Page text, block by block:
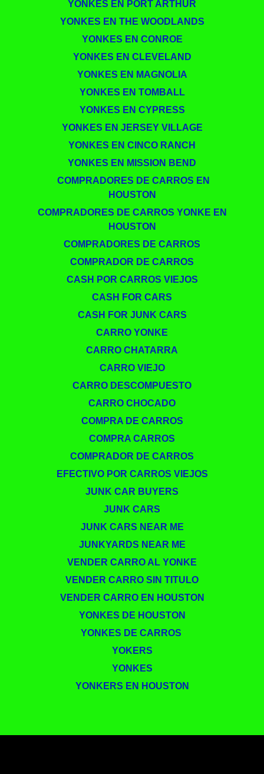
YONKES EN PORT ARTHUR
YONKES EN THE WOODLANDS
YONKES EN CONROE
YONKES EN CLEVELAND
YONKES EN MAGNOLIA
YONKES EN TOMBALL
YONKES EN CYPRESS
YONKES EN JERSEY VILLAGE
YONKES EN CINCO RANCH
YONKES EN MISSION BEND
​​ COMPRADORES DE CARROS EN
HOUSTON
COMPRADORES DE CARROS YONKE EN
HOUSTON
COMPRADORES DE CARROS
COMPRADOR DE CARROS
CASH POR CARROS VIEJOS
CASH FOR CARS
CASH FOR JUNK CARS
CARRO YONKE
CARRO CHATARRA
CARRO VIEJO
CARRO DESCOMPUESTO
CARRO CHOCADO
COMPRA DE CARROS
COMPRA CARROS
COMPRADOR DE CARROS
EFECTIVO POR CARROS VIEJOS
JUNK CAR BUYERS
JUNK CARS
JUNK CARS NEAR ME
JUNKYARDS NEAR ME
VENDER CARRO AL YONKE
VENDER CARRO SIN TITULO
VENDER CARRO EN HOUSTON
YONKES DE HOUSTON
YONKES DE CARROS ​
YOKERS
YONKES
YONKERS EN HOUSTON